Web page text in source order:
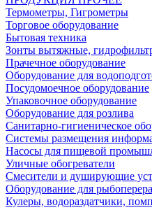
Термометры, Гигрометры
Торговое оборудование
Бытовая техника
Зонты вытяжные,
Прачечное оборудование
Оборудование для
Посудомоечное оборудование
Упаковочное оборудование
Оборудование для розлива
Санитарно-гигиеническое
Системы размещения
Насосы для пищевой
Уличные обогреватели
Смесители и душирующие
Оборудование для
Кулеры, водораздатчики,